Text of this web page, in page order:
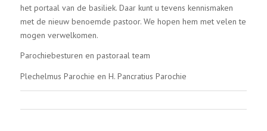
het portaal van de basiliek. Daar kunt u tevens kennismaken
met de nieuw benoemde pastoor. We hopen hem met velen te
mogen verwelkomen.
Parochiebesturen en pastoraal team
Plechelmus Parochie en H. Pancratius Parochie